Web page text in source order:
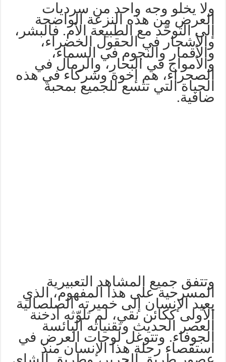
ولا يخلو وجه واحد من سرديات
العرض من هذه النزعة الواضحة
إلى التوحّد مع الطبيعة الأم. فالبشر،
والأشجار في الحقول الخضراء،
والأقمار والنجوم في السماء،
والأمواج في البحار، والرمال في
الصحراء، هم إخوة وشركاء في هذه
الحياة التي تتسع للجميع بمحبة
ضافية.
وتتفق جميع المشاهد التعبيرية
المسرحية على هذا المفهوم، الذي
يعيد الإنسان إلى خميرته الصلصالية
الأولى ككائن نقي، لم تلوّثه أدخنة
العصر الحديث وتقنياته البائسة
الجوفاء. وتتوغل لوحات العرض في
استقصاء رحلة هذا الإنسان منذ